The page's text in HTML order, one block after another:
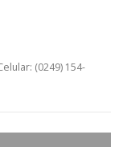
(0249) 154-